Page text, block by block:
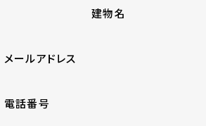
建物名
メールアドレス
電話番号